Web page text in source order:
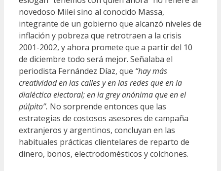
novedoso Milei sino al conocido Massa,
integrante de un gobierno que alcanzó niveles de
inflación y pobreza que retrotraen a la crisis
2001-2002, y ahora promete que a partir del 10
de diciembre todo será mejor. Señalaba el
periodista Fernández Díaz, que “hay más
creatividad en las calles y en las redes que en la
dialéctica electoral; en la grey anónima que en el
púlpito”. No sorprende entonces que las
estrategias de costosos asesores de campaña
extranjeros y argentinos, concluyan en las
habituales prácticas clientelares de reparto de
dinero, bonos, electrodomésticos y colchones.